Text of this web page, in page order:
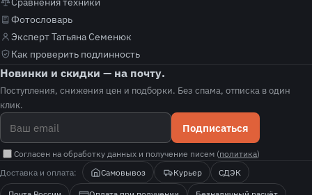
Фотословарь
Эксперт Татьяна Семенюк
Как проверить подлинность
Новинки и скидки — на почту.
Поступления, снижения цен и подборки. Без спама, отписка в один
клик.
Подписаться
Согласен на обработку данных и получение писем (политика)
Доставка и оплата: Самовывоз Курьер
СДЭК